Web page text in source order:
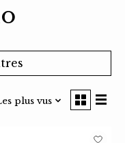
plus vus